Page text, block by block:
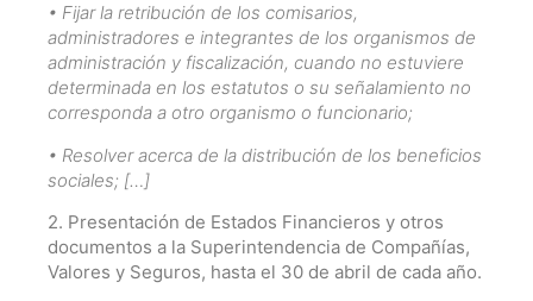
• Fijar la retribución de los comisarios,
administradores e integrantes de los organismos de
administración y fiscalización, cuando no estuviere
determinada en los estatutos o su señalamiento no
corresponda a otro organismo o funcionario;
• Resolver acerca de la distribución de los beneficios
sociales; […]
2. Presentación de Estados Financieros y otros
documentos a la Superintendencia de Compañías,
Valores y Seguros, hasta el 30 de abril de cada año.